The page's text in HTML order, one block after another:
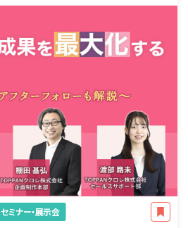
セミナー・展示会